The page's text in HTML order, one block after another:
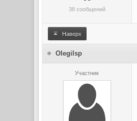
38 сообщений
Наверх
Olegilsp
Участник